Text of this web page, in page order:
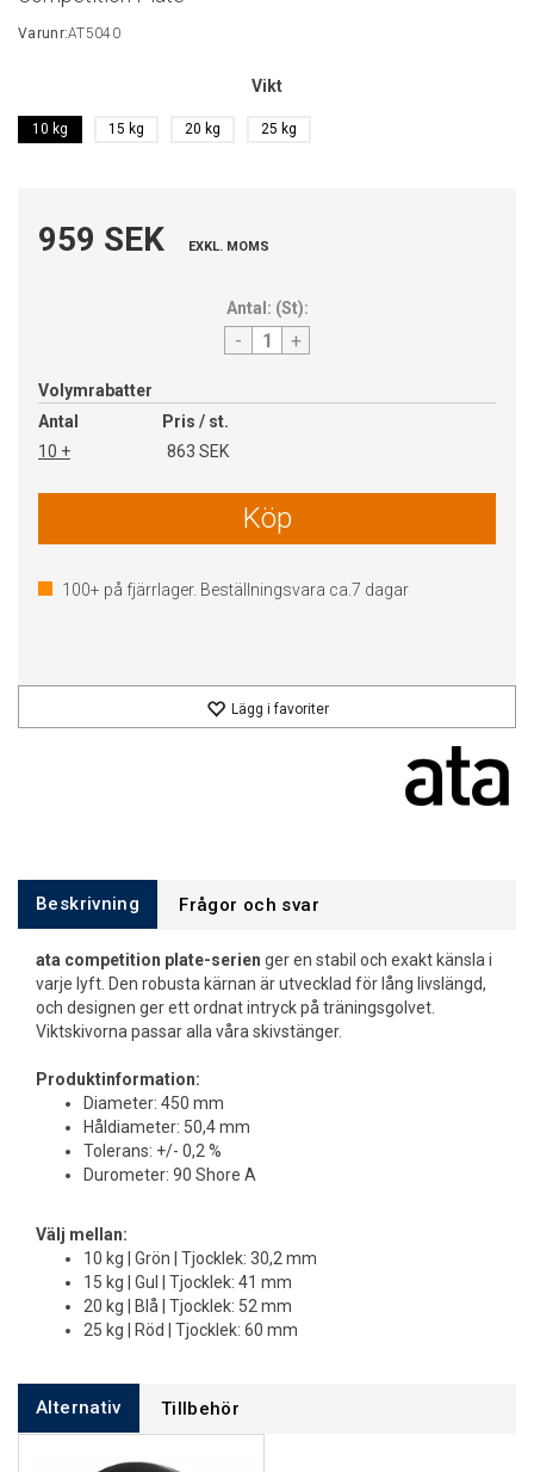
Varunr:AT5040
Vikt
10 kg 15 kg 20 kg 25 kg
959 SEK EXKL. MOMS
Antal: (St):
- +
Volymrabatter
Antal
Pris / st.
10 +
863 SEK
Köp
100+ på fjärrlager. Beställningsvara ca. 7 dagar
Lägg i favoriter
Beskrivning Frågor och svar
ata competition plate-serien ger en stabil och exakt känsla i
varje lyft. Den robusta kärnan är utvecklad för lång livslängd,
och designen ger ett ordnat intryck på träningsgolvet.
Viktskivorna passar alla våra skivstänger.
Produktinformation:
Diameter: 450 mm
Håldiameter: 50,4 mm
Tolerans: +/- 0,2 %
Durometer: 90 Shore A
Välj mellan:
10 kg | Grön | Tjocklek: 30,2 mm
15 kg | Gul | Tjocklek: 41 mm
20 kg | Blå | Tjocklek: 52 mm
25 kg | Röd | Tjocklek: 60 mm
Alternativ Tillbehör